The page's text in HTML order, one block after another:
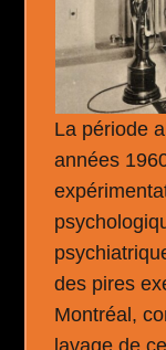
La période
années
des pires
Montréal,
lavage de